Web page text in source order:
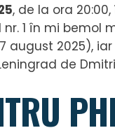
, de la ora
1 în mi bemol
august 2025),
de